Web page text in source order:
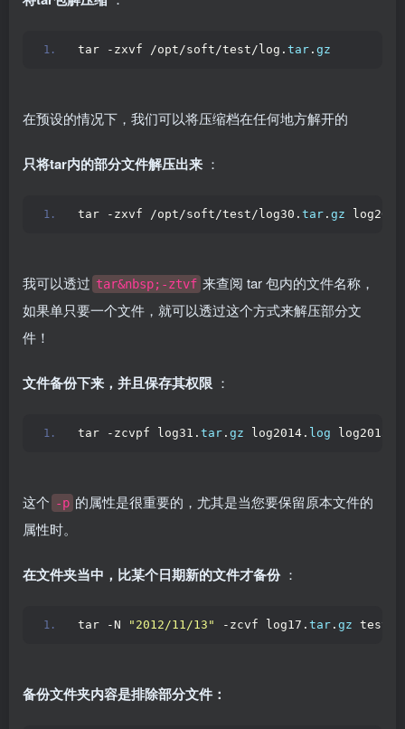
tar -zxvf /opt/soft/test/log. tar . gz
在预设的情况下，我们可以将压缩档在任何地方解开的
只将tar内的部分文件解压出来 ：
tar -zxvf /opt/soft/test/log30. tar . gz
我可以透过 tar&nbsp;-ztvf 来查阅 tar 包内的文件名称，
如果单只要一个文件，就可以透过这个方式来解压部分文
件！
文件备份下来，并且保存其权限 ：
tar -zcvpf log31. tar . gz log2014. log log2015.
这个 -p 的属性是很重要的，尤其是当您要保留原本文件的
属性时。
在文件夹当中，比某个日期新的文件才备份：
tar -N "2012/11/13" -zcvf log17. tar . gz test
备份文件夹内容是排除部分文件：